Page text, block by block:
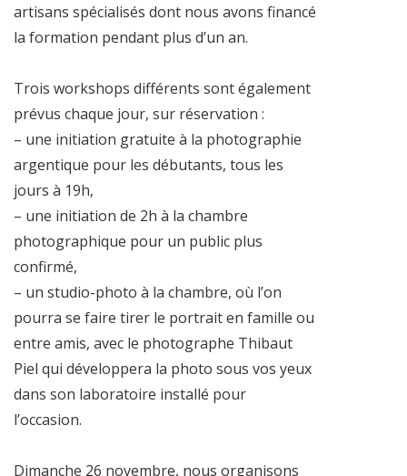
artisans spécialisés dont nous avons financé
la formation pendant plus d’un an.
Trois workshops différents sont également
prévus chaque jour, sur réservation :
– une initiation gratuite à la photographie
argentique pour les débutants, tous les
jours à 19h,
– une initiation de 2h à la chambre
photographique pour un public plus
confirmé,
– un studio-photo à la chambre, où l’on
pourra se faire tirer le portrait en famille ou
entre amis, avec le photographe Thibaut
Piel qui développera la photo sous vos yeux
dans son laboratoire installé pour
l’occasion.
Dimanche 26 novembre, nous organisons